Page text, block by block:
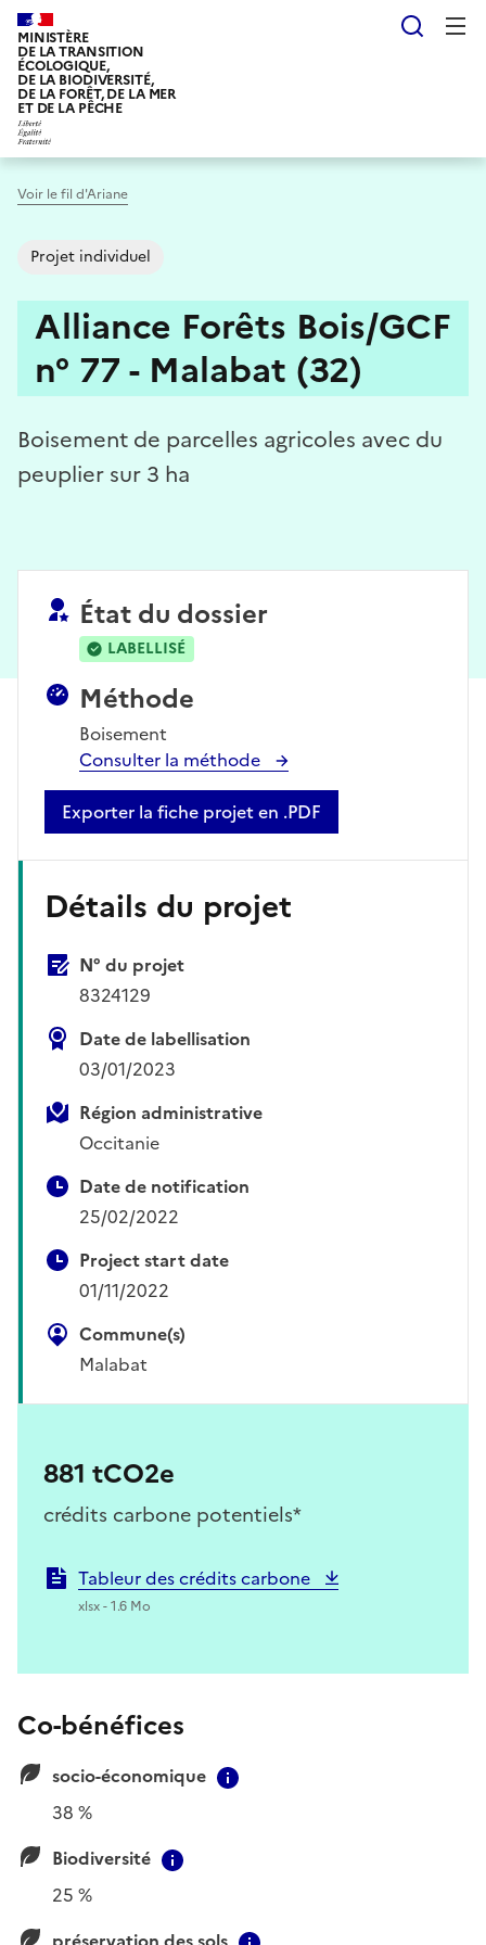
Aller
au
contenu
principal
MINISTÈRE
DE LA TRANSITION
ÉCOLOGIQUE,
DE LA BIODIVERSITÉ,
DE LA FORÊT, DE LA MER
ET DE LA PÊCHE
Voir le fil d'Ariane
Projet individuel
Alliance Forêts Bois/GCF
n° 77 - Malabat (32)
Boisement de parcelles agricoles avec du
peuplier sur 3 ha
État du dossier
LABELLISÉ
Méthode
Boisement
Consulter la méthode
Exporter la fiche projet en .PDF
Détails du projet
N° du projet
8324129
Date de labellisation
03/01/2023
Région administrative
Occitanie
Date de notification
25/02/2022
Project start date
01/11/2022
Commune(s)
Malabat
881 tCO2e
crédits carbone potentiels*
Tableur des crédits carbone
xlsx - 1.6 Mo
Co-bénéfices
socio-économique
38 %
Biodiversité
25 %